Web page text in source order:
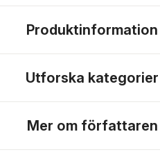
Produktinformation
Utforska kategorier
Mer om författaren